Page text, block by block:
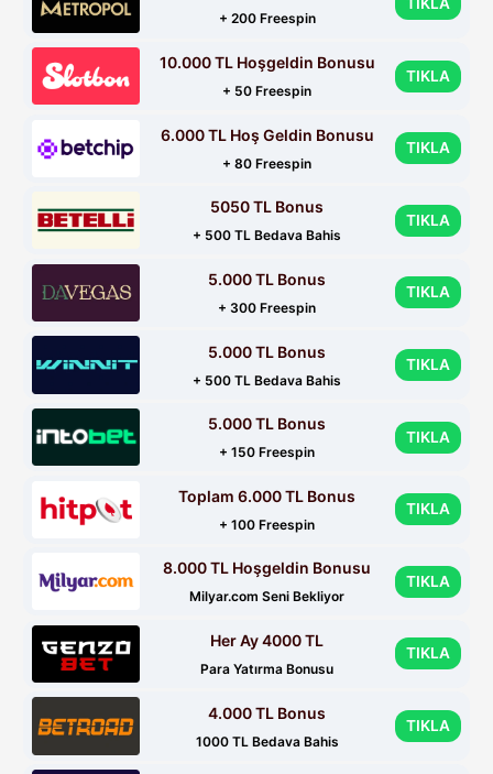
+ 200 Freespin
10.000 TL Hoşgeldin Bonusu
+ 50 Freespin
TIKLA
6.000 TL Hoş Geldin Bonusu
+ 80 Freespin
TIKLA
5050 TL Bonus
+ 500 TL Bedava Bahis
TIKLA
5.000 TL Bonus
+ 300 Freespin
TIKLA
5.000 TL Bonus
+ 500 TL Bedava Bahis
TIKLA
5.000 TL Bonus
+ 150 Freespin
TIKLA
Toplam 6.000 TL Bonus
+ 100 Freespin
TIKLA
8.000 TL Hoşgeldin Bonusu
Milyar.com Seni Bekliyor
TIKLA
Her Ay 4000 TL
Para Yatırma Bonusu
TIKLA
4.000 TL Bonus
1000 TL Bedava Bahis
TIKLA